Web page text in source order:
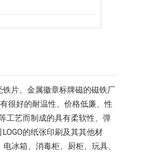
片、金属徽章标牌磁的磁铁厂
很好的耐温性、价格低廉、性
工艺而制成的具有柔软性、弹
的纸张印刷及其其他材
冰箱、消毒柜、厨柜、玩具、